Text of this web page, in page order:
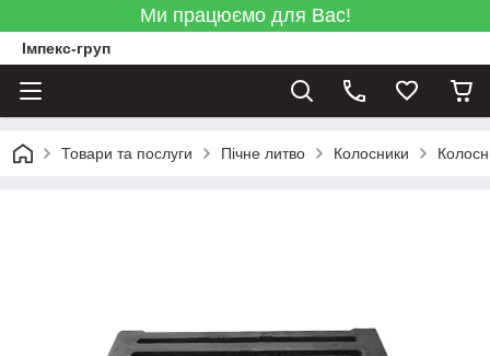
Ми працюємо для Вас!
Імпекс-груп
Товари та послуги Пічне литво Колосники